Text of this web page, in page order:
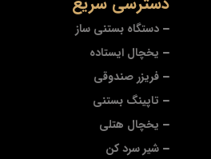
دستگاه بستنی ساز
یخچال ایستاده
فریزر صندوقی
تاپینگ بستنی
یخچال هتلی
شیر سرد کن